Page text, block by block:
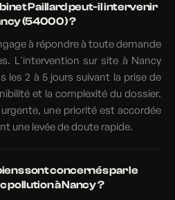
Paillard peut-il intervenir
(54000) ?
à répondre à toute demande
L'intervention sur site à Nancy
les 2 à 5 jours suivant la prise de
et la complexité du dossier.
une priorité est accordée
une levée de doute rapide.
sont concernés par le
pollution à Nancy ?